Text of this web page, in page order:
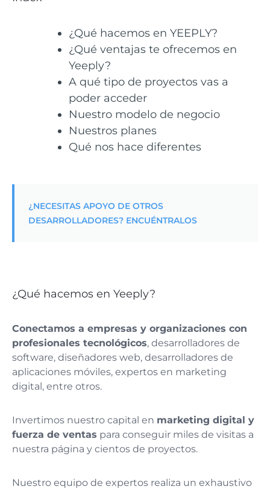
¿Qué hacemos en YEEPLY?
¿Qué ventajas te ofrecemos en
Yeeply?
A qué tipo de proyectos vas a
poder acceder
Nuestro modelo de negocio
Nuestros planes
Qué nos hace diferentes
¿NECESITAS APOYO DE OTROS
DESARROLLADORES? ENCUÉNTRALOS
¿Qué hacemos en Yeeply?
Conectamos a empresas y organizaciones con
profesionales tecnológicos, desarrolladores de
software, diseñadores web, desarrolladores de
aplicaciones móviles, expertos en marketing
digital, entre otros.
Invertimos nuestro capital en marketing digital y
fuerza de ventas para conseguir miles de visitas a
nuestra página y cientos de proyectos.
Nuestro equipo de expertos realiza un exhaustivo